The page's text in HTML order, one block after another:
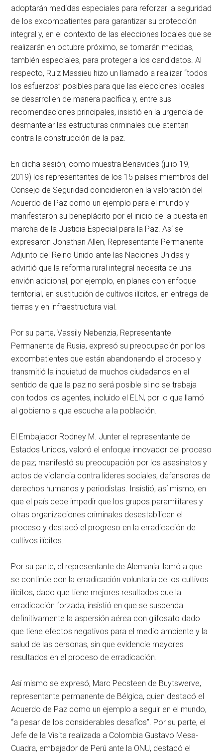
adoptarán medidas especiales para reforzar la seguridad
de los excombatientes para garantizar su protección
integral y, en el contexto de las elecciones locales que se
realizarán en octubre próximo, se tomarán medidas,
también especiales, para proteger a los candidatos. Al
respecto, Ruiz Massieu hizo un llamado a realizar “todos
los esfuerzos” posibles para que las elecciones locales
se desarrollen de manera pacífica y, entre sus
recomendaciones principales, insistió en la urgencia de
desmantelar las estructuras criminales que atentan
contra la construcción de la paz.
En dicha sesión, como muestra Benavides (julio 19,
2019) los representantes de los 15 países miembros del
Consejo de Seguridad coincidieron en la valoración del
Acuerdo de Paz como un ejemplo para el mundo y
manifestaron su beneplácito por el inicio de la puesta en
marcha de la Justicia Especial para la Paz. Así se
expresaron Jonathan Allen, Representante Permanente
Adjunto del Reino Unido ante las Naciones Unidas y
advirtió que la reforma rural integral necesita de una
envión adicional, por ejemplo, en planes con enfoque
territorial, en sustitución de cultivos ilícitos, en entrega de
tierras y en infraestructura vial.
Por su parte, Vassily Nebenzia, Representante
Permanente de Rusia, expresó su preocupación por los
excombatientes que están abandonando el proceso y
transmitió la inquietud de muchos ciudadanos en el
sentido de que la paz no será posible si no se trabaja
con todos los agentes, incluido el ELN, por lo que llamó
al gobierno a que escuche a la población.
El Embajador Rodney M. Junter el representante de
Estados Unidos, valoró el enfoque innovador del proceso
de paz; manifestó su preocupación por los asesinatos y
actos de violencia contra líderes sociales, defensores de
derechos humanos y periodistas. Insistió, así mismo, en
que el país debe impedir que los grupos paramilitares y
otras organizaciones criminales desestabilicen el
proceso y destacó el progreso en la erradicación de
cultivos ilícitos.
Por su parte, el representante de Alemania llamó a que
se continúe con la erradicación voluntaria de los cultivos
ilícitos, dado que tiene mejores resultados que la
erradicación forzada, insistió en que se suspenda
definitivamente la aspersión aérea con glifosato dado
que tiene efectos negativos para el medio ambiente y la
salud de las personas, sin que evidencie mayores
resultados en el proceso de erradicación.
Así mismo se expresó, Marc Pecsteen de Buytswerve,
representante permanente de Bélgica, quien destacó el
Acuerdo de Paz como un ejemplo a seguir en el mundo,
“a pesar de los considerables desafíos”. Por su parte, el
Jefe de la Visita realizada a Colombia Gustavo Mesa-
Cuadra, embajador de Perú ante la ONU, destacó el